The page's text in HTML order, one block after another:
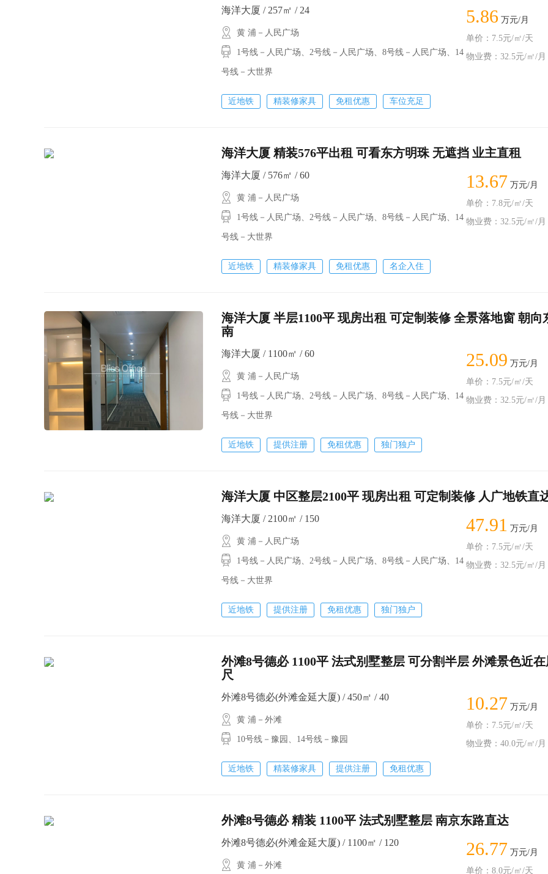
海洋大厦 / 257㎡ / 24
黄 浦－人民广场
1号线－人民广场、2号线－人民广场、8号线－人民广场、14
号线－大世界
近地铁 精装修家具 免租优惠 车位充足
5.86 万元/月
单价：7.5元/㎡/天
物业费：32.5元/㎡/月
海洋大厦 精装576平出租 可看东方明珠 无遮挡 业主直租
海洋大厦 / 576㎡ / 60
黄 浦－人民广场
1号线－人民广场、2号线－人民广场、8号线－人民广场、14
号线－大世界
近地铁 精装修家具 免租优惠 名企入住
13.67 万元/月
单价：7.8元/㎡/天
物业费：32.5元/㎡/月
海洋大厦 半层1100平 现房出租 可定制装修 全景落地窗 朝向
南
海洋大厦 / 1100㎡ / 60
黄 浦－人民广场
1号线－人民广场、2号线－人民广场、8号线－人民广场、14
号线－大世界
近地铁 提供注册 免租优惠 独门独户
25.09 万元/月
单价：7.5元/㎡/天
物业费：32.5元/㎡/月
海洋大厦 中区整层2100平 现房出租 可定制装修 人广地铁直
海洋大厦 / 2100㎡ / 150
黄 浦－人民广场
1号线－人民广场、2号线－人民广场、8号线－人民广场、14
号线－大世界
近地铁 提供注册 免租优惠 独门独户
47.91 万元/月
单价：7.5元/㎡/天
物业费：32.5元/㎡/月
外滩8号德必 1100平 法式别墅整层 可分割半层 外滩景色近
尺
外滩8号德必(外滩金延大厦) / 450㎡ / 40
黄 浦－外滩
10号线－豫园、14号线－豫园
近地铁 精装修家具 提供注册 免租优惠
10.27 万元/月
单价：7.5元/㎡/天
物业费：40.0元/㎡/月
外滩8号德必 精装 1100平 法式别墅整层 南京东路直达
外滩8号德必(外滩金延大厦) / 1100㎡ / 120
黄 浦－外滩
26.77 万元/月
单价：8.0元/㎡/天